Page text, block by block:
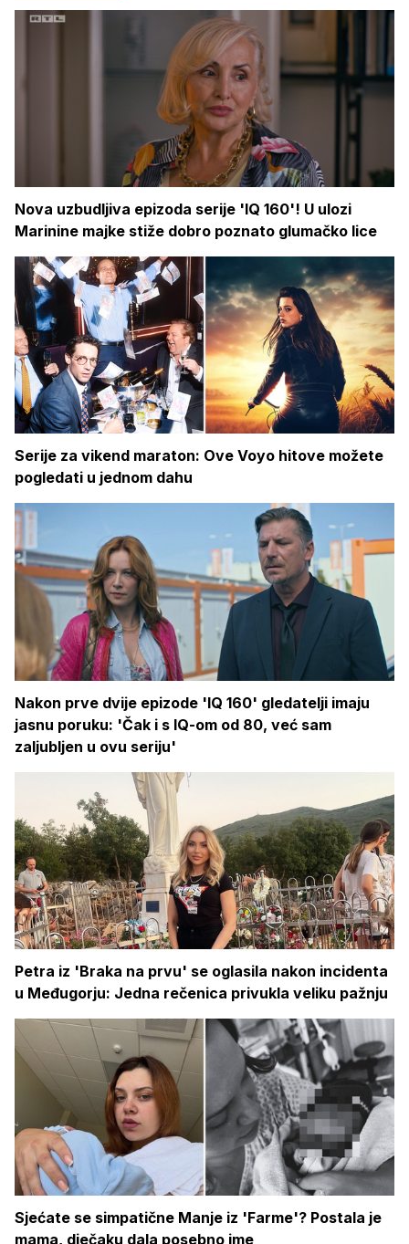
Nova uzbudljiva epizoda serije 'IQ 160'! U ulozi
Marinine majke stiže dobro poznato glumačko lice
Serije za vikend maraton: Ove Voyo hitove možete
pogledati u jednom dahu
Nakon prve dvije epizode 'IQ 160' gledatelji imaju
jasnu poruku: 'Čak i s IQ-om od 80, već sam
zaljubljen u ovu seriju'
Petra iz 'Braka na prvu' se oglasila nakon incidenta
u Međugorju: Jedna rečenica privukla veliku pažnju
Sjećate se simpatične Manje iz 'Farme'? Postala je
mama, dječaku dala posebno ime